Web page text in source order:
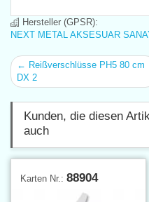
Hersteller (GPSR):
NEXT METAL AKSESUAR
← Reißverschlüsse PH5 80 cm
DX 2
Kunden, die diesen
auch
Karten Nr.: 88904